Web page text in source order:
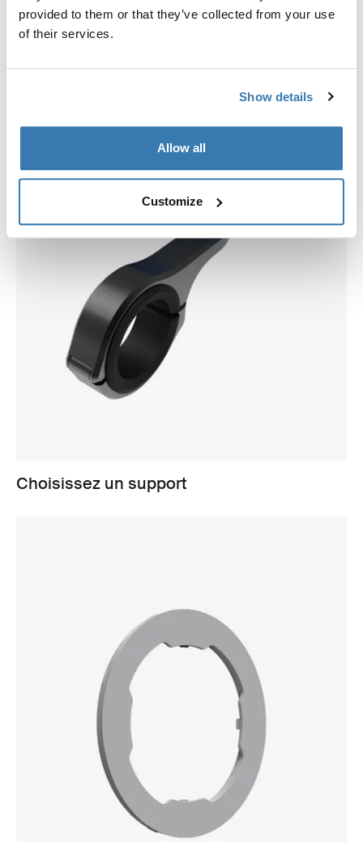
provided to them or that they’ve collected from your use
of their services.
Show details
Allow all
Customize
Choisissez un étui
Choisissez un support